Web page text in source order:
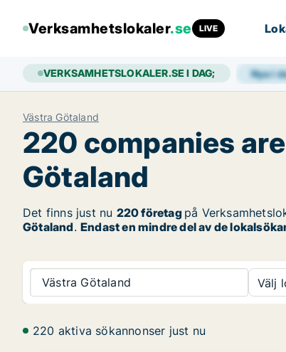
Verksamhetslokaler.se LIVE
VERKSAMHETSLOKALER.SE I DAG; Nya i
Västra Götaland
220 companies
Götaland
Det finns just nu 220 företag på
Götaland.Endast en mindre del av de
Västra Götaland Välj
220 aktiva sökannonser just nu